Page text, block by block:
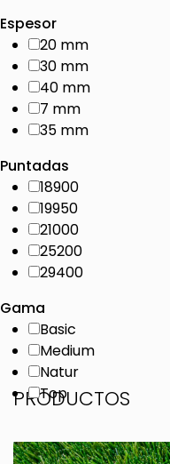
Espesor
20 mm
30 mm
40 mm
7 mm
35 mm
Puntadas
18900
19950
21000
25200
29400
Gama
Basic
Medium
Natur
Top
PRODUCTOS